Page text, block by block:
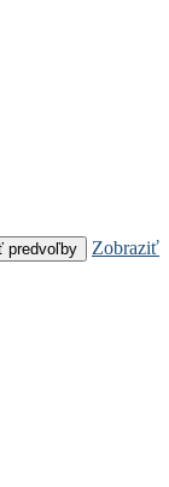
predvoľby
Zobraziť